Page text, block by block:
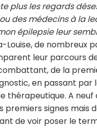
plus les regards
des médecins à la
épilepsie leur
Louise, de nombreux
leur parcours
de la
en passant par
thérapeutique. A neuf
premiers signes mais
de voir poser le